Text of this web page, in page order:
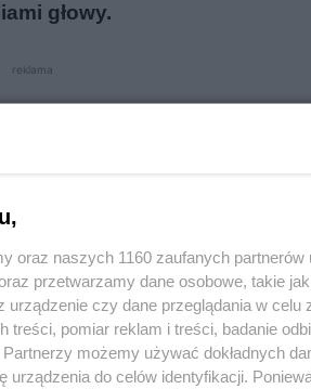
głowy.
reklama
oraz naszych 1160 zaufanych
przetwarzamy dane osobowe, takie
urządzenie czy dane przeglądania w
treści, pomiar reklam i treści, badanie
możemy używać dokładnych
urządzenia do celów identyfikacji.